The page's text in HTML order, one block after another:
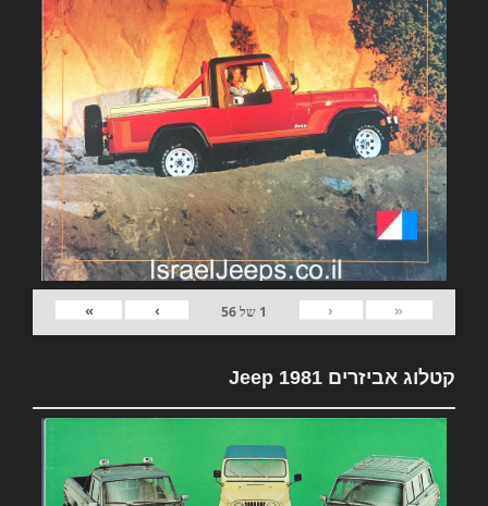
«
‹
1 של56
›
»
קטלוג אביזרים 1981 Jeep